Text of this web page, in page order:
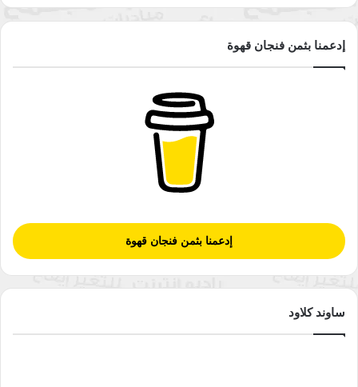
إدعمنا بثمن فنجان قهوة
إدعمنا بثمن فنجان قهوة
ساوند كلاود